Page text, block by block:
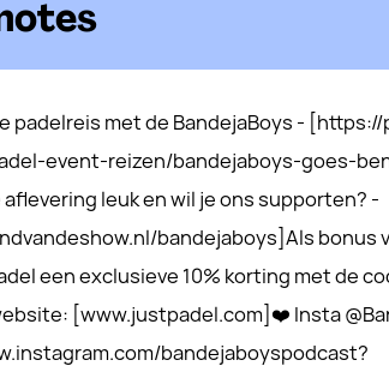
padelreis met de BandejaBoys -
event-reizen/bandejaboys-goes-
aflevering leuk en wil je ons supporten? -
bandejaboys⁠⁠⁠⁠⁠⁠]Als bonus
een exclusieve 10% korting met de
[⁠⁠⁠⁠⁠⁠www.justpadel.com⁠⁠⁠⁠⁠⁠]❤️ Insta
bandejaboyspodcast?